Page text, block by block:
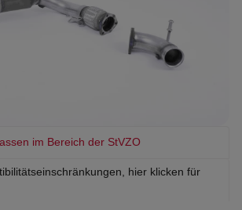
im Bereich der StVZO
hier klicken für